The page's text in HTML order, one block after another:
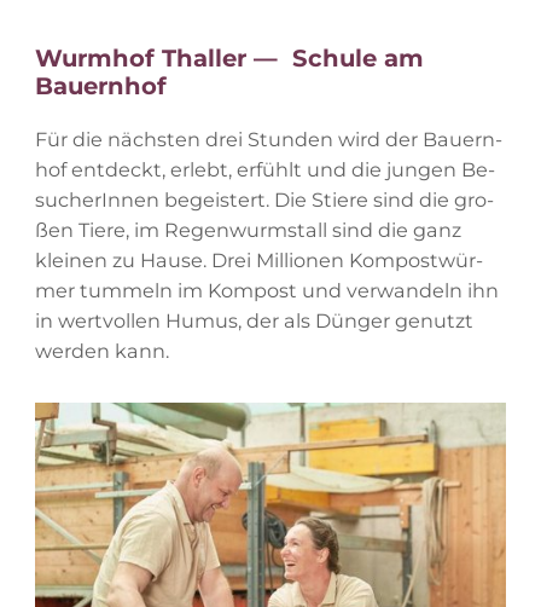
Wurm­hof Thal­ler — Schu­le am
Bauernhof
Für die nächs­ten drei Stun­den wird der Bau­ern­
hof ent­deckt, er­lebt, er­fühlt und die jun­gen Be­
su­che­rIn­nen be­geis­tert. Die Stie­re sind die gro­
ßen Tie­re, im Re­gen­wurm­stall sind die ganz
klei­nen zu Hau­se. Drei Mil­lio­nen Kom­post­wür­
mer tum­meln im Kom­post und ver­wan­deln ihn
in wert­vol­len Hu­mus, der als Dün­ger ge­nutzt
wer­den kann.